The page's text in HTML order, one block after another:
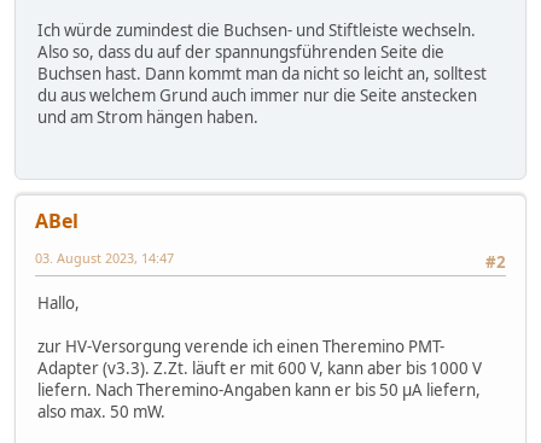
Ich würde zumindest die Buchsen- und Stiftleiste wechseln.
Also so, dass du auf der spannungsführenden Seite die
Buchsen hast. Dann kommt man da nicht so leicht an, solltest
du aus welchem Grund auch immer nur die Seite anstecken
und am Strom hängen haben.
ABel
#2
03. August 2023, 14:47
Hallo,
zur HV-Versorgung verende ich einen Theremino PMT-
Adapter (v3.3). Z.Zt. läuft er mit 600 V, kann aber bis 1000 V
liefern. Nach Theremino-Angaben kann er bis 50 μA liefern,
also max. 50 mW.